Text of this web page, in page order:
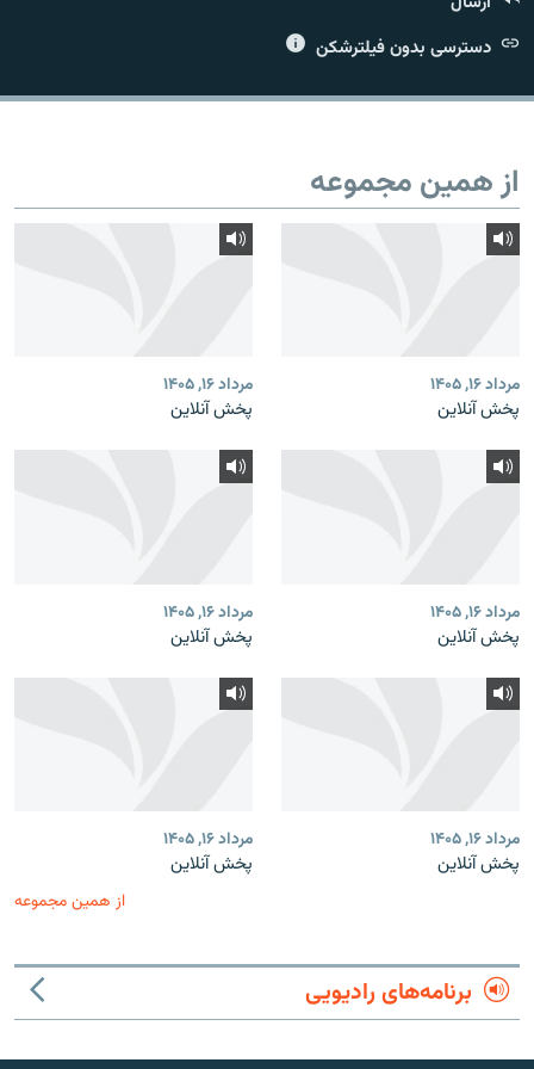
دسترسی بدون فیلترشکن
از همین مجموعه
مرداد ۱۶, ۱۴۰۵
پخش آنلاین
مرداد ۱۶, ۱۴۰۵
پخش آنلاین
مرداد ۱۶, ۱۴۰۵
پخش آنلاین
مرداد ۱۶, ۱۴۰۵
پخش آنلاین
مرداد ۱۶, ۱۴۰۵
پخش آنلاین
مرداد ۱۶, ۱۴۰۵
پخش آنلاین
از همین مجموعه
برنامه‌های رادیویی